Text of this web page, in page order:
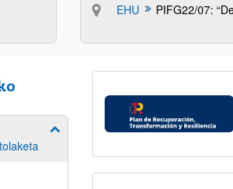
EHU
Erakutsi/izkutatu azpiorriak